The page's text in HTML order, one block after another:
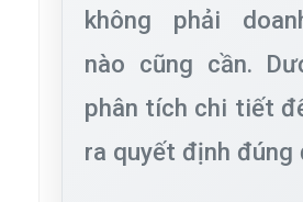
không phải
nào cũng cần.
phân tích chi tiết
ra quyết định đúng